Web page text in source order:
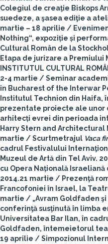
Colegiul de creaţie Biskops
suedeze, a şasea ediţie a
martie – 18 aprilie /
Nothing“, expoziție și
Cultural Român de la
Etapa de jurizare a Premiului
INSTITUTUL CULTURAL
2-4 martie / Seminar
in Bucharest of the Interwar
Institutul Technion din Haifa,
prezentate proiecte ale unor
arhitecți evrei din perioada
Harry Stern and Architectural
martie / Scurtmetrajul Vaca
cadrul Festivalului
Muzeul de Artă din Tel Aviv.
cu Opera Națională Israeliană
2014.21 martie / Prezenţă
Francofoniei în Israel, la
martie / „Avram Goldfaden
conferinţă susţinută în limba
Universitatea Bar Ilan, în
Goldfaden, întemeietorul
19 aprilie / Simpozionul